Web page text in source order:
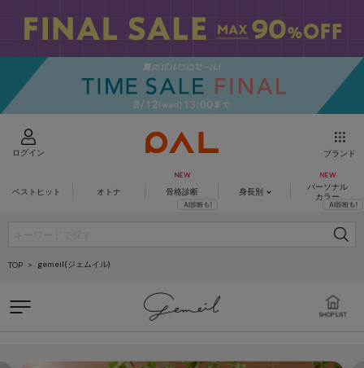
ログイン ブランド
ベストヒット オトナ 骨格診断 身長別
パーソナル
カラー
TOP gemeil(ジェムイル)